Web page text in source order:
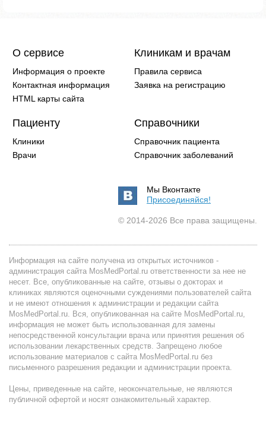
О сервисе
Информация о проекте
Контактная информация
HTML карты сайта
Клиникам и врачам
Правила сервиса
Заявка на регистрацию
Пациенту
Клиники
Врачи
Справочники
Справочник пациента
Справочник заболеваний
Мы Вконтакте
Присоединяйся!
© 2014-2026 Все права защищены.
Информация на сайте получена из открытых источников -
администрация сайта MosMedPortal.ru ответственности за нее не
несет. Все, опубликованные на сайте, отзывы о докторах и
клиниках являются оценочными суждениями пользователей сайта
и не имеют отношения к администрации и редакции сайта
MosMedPortal.ru. Вся, опубликованная на сайте MosMedPortal.ru,
информация не может быть использованная для замены
непосредственной консультации врача или принятия решения об
использовании лекарственных средств. Запрещено любое
использование материалов с сайта MosMedPortal.ru без
письменного разрешения редакции и администрации проекта.
Цены, приведенные на сайте, неокончательные, не являются
публичной офертой и носят ознакомительный характер.